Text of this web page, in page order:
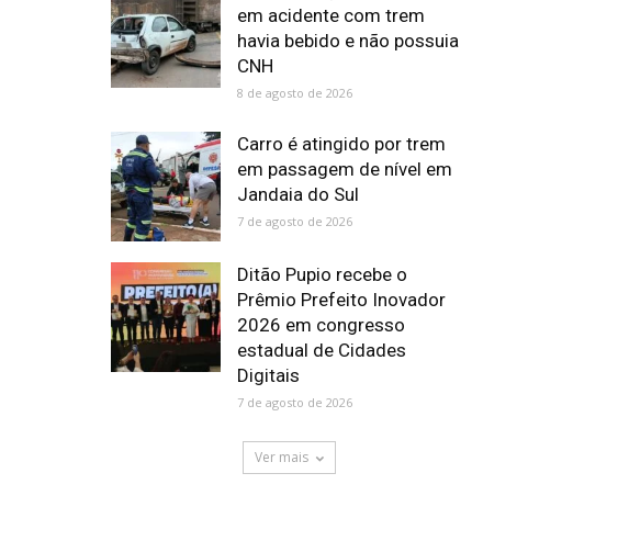
em acidente com trem
havia bebido e não possuia
CNH
8 de agosto de 2026
Carro é atingido por trem
em passagem de nível em
Jandaia do Sul
7 de agosto de 2026
Ditão Pupio recebe o
Prêmio Prefeito Inovador
2026 em congresso
estadual de Cidades
Digitais
7 de agosto de 2026
Ver mais